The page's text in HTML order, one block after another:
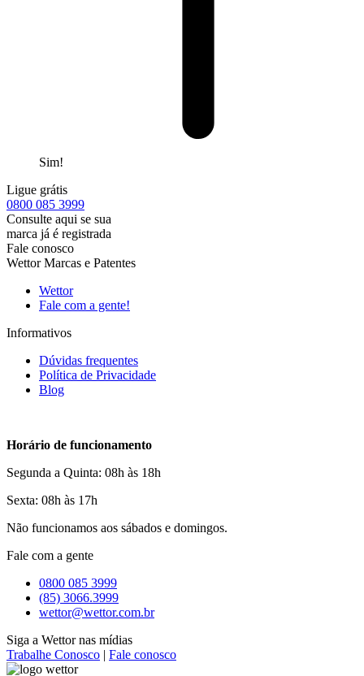
Sim!
Ligue grátis
0800 085 3999
Consulte aqui se sua
marca já é registrada
Fale conosco
Wettor Marcas e Patentes
Wettor
Fale com a gente!
Informativos
Dúvidas frequentes
Política de Privacidade
Blog
Horário de funcionamento
Segunda a Quinta: 08h às 18h
Sexta: 08h às 17h
Não funcionamos aos sábados e domingos.
Fale com a gente
0800 085 3999
(85) 3066.3999
wettor@wettor.com.br
Siga a Wettor nas mídias
Trabalhe Conosco | Fale conosco